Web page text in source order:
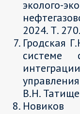
эколого-
2024. Т.
Гродская
системе
В.Н.